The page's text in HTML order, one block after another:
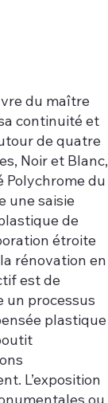
du maître
continuité et
de quatre
Noir et Blanc,
Polychrome du
une saisie
de
étroite
rénovation en
est de
un processus
plastique
L’exposition
ou